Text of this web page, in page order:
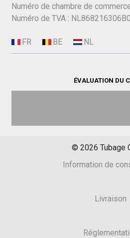
Numéro de chambre de
Numéro de TVA :
ÉVALUATION DU
© 2026 Tubage
Information de
Livraison